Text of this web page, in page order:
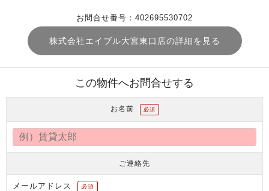
お問合せ番号：402695530702
株式会社エイブル大宮東口店の詳細を見る
この物件へお問合せする
お名前 必須
ご連絡先
メールアドレス 必須